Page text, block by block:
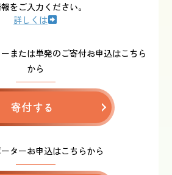
報をご入力ください。
詳しくは
または単発のご寄付お申込はこちら
から
寄付する
ターお申込はこちらから